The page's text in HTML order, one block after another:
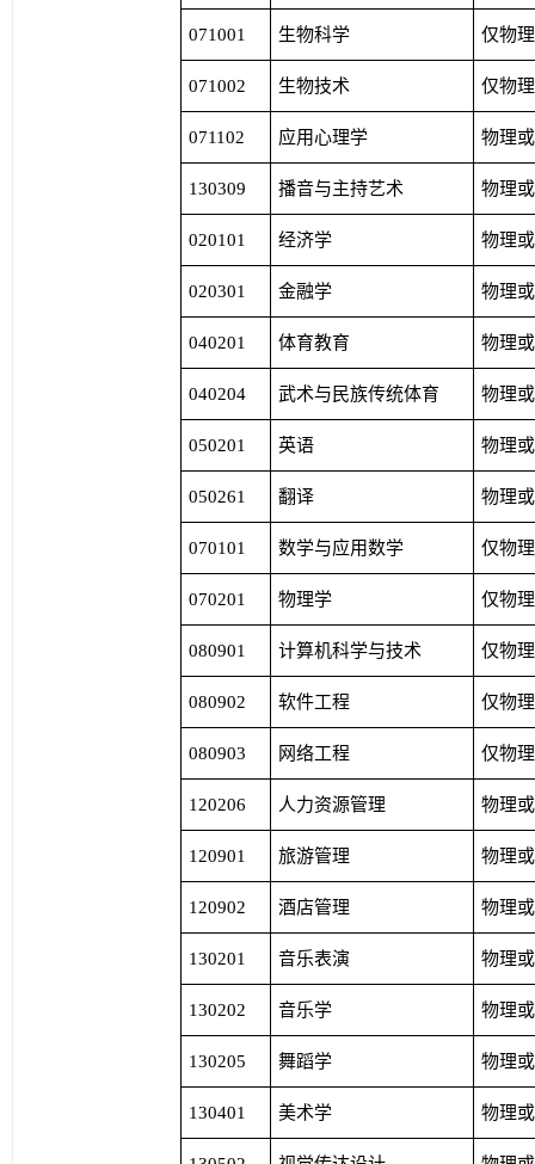
071001 生物科学 仅物理
071002 生物技术 仅物理
071102 应用心理学 物理
130309 播音与主持艺术 物理
020101 经济学 物理
020301 金融学 物理
040201 体育教育 物理
040204 武术与民族传统体育 物理
050201 英语 物理
050261 翻译 物理
070101 数学与应用数学 仅物理
070201 物理学 仅物理
080901 计算机科学与技术 仅物理
080902 软件工程 仅物理
080903 网络工程 仅物理
120206 人力资源管理 物理
120901 旅游管理 物理
120902 酒店管理 物理
130201 音乐表演 物理
130202 音乐学 物理
130205 舞蹈学 物理
130401 美术学 物理